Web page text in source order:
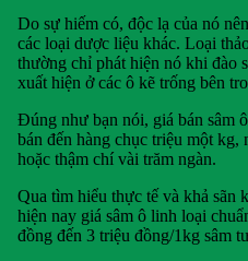
Do sự hiếm có, độc lạ của nó
các loại dược liệu khác. Loại
thường chỉ phát hiện nó khi đào
xuất hiện ở các ô kẽ trống bên
Đúng như bạn nói, giá bán sâm
bán đến hàng chục triệu một
hoặc thậm chí vài trăm ngàn.
Qua tìm hiểu thực tế và khả sãn
hiện nay giá sâm ô linh loại
đồng đến 3 triệu đồng/1kg sâm